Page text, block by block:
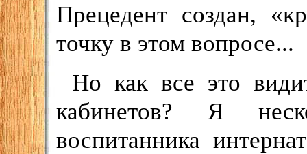
Прецедент создан,
точку в этом вопросе...
Но как все это
кабинетов? Я
воспитанника